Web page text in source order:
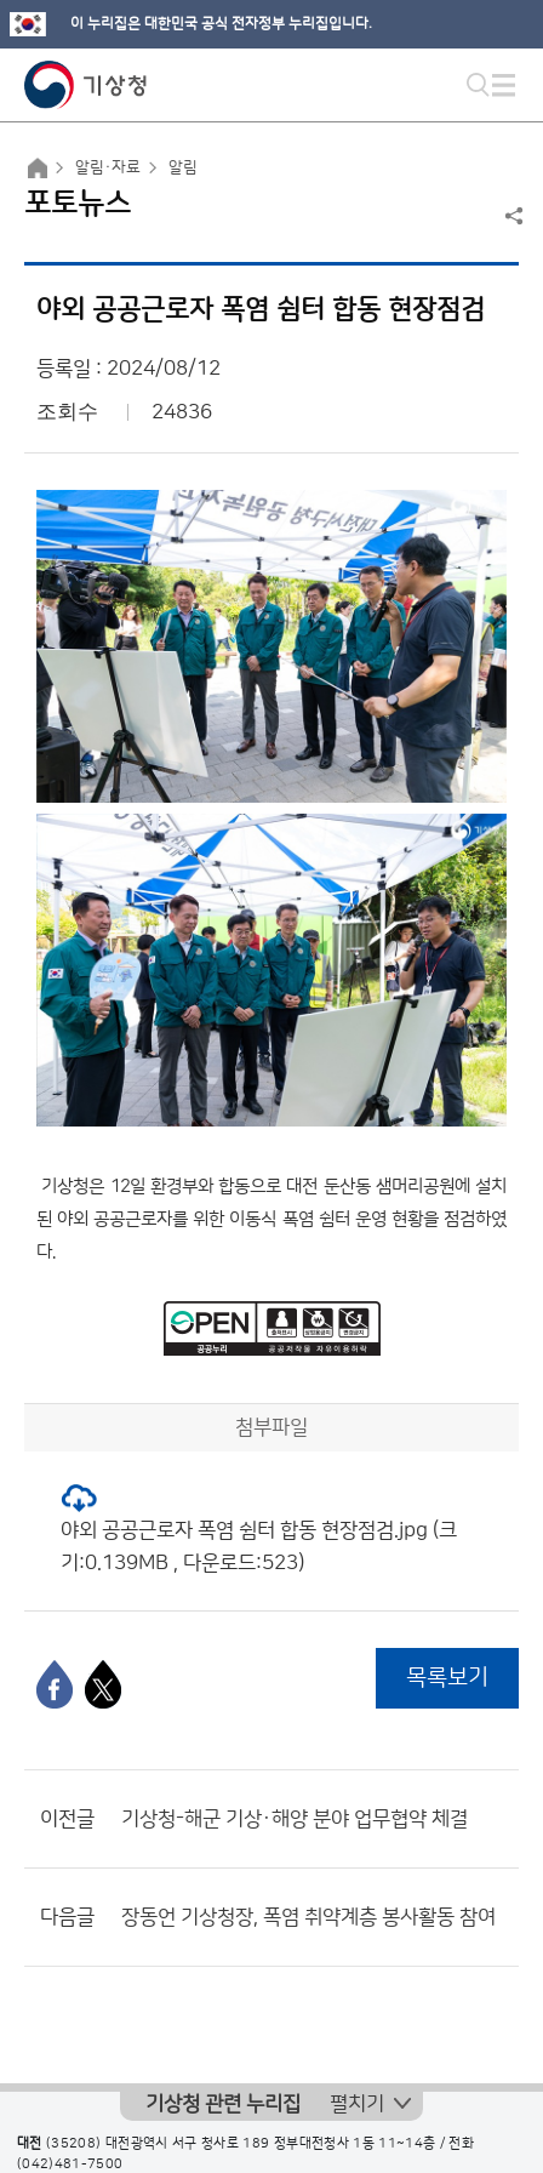
이 누리집은 대한민국 공식 전자정부 누리집입니다.
알림·자료 알림
포토뉴스
야외 공공근로자 폭염 쉼터 합동 현장점검
등록일 : 2024/08/12
조회수 24836
기상청은 12일 환경부와 합동으로 대전 둔산동 샘머리공원에 설치
된 야외 공공근로자를 위한 이동식 폭염 쉼터 운영 현황을 점검하였
다.
첨부파일
야외 공공근로자 폭염 쉼터 합동 현장점검.jpg (크
기:0.139MB , 다운로드:523)
목록보기
이전글 기상청-해군 기상·해양 분야 업무협약 체결
다음글 장동언 기상청장, 폭염 취약계층 봉사활동 참여
기상청 관련 누리집 펼치기
대전 (35208) 대전광역시 서구 청사로 189 정부대전청사 1동 11~14층 / 전화
(042)481-7500